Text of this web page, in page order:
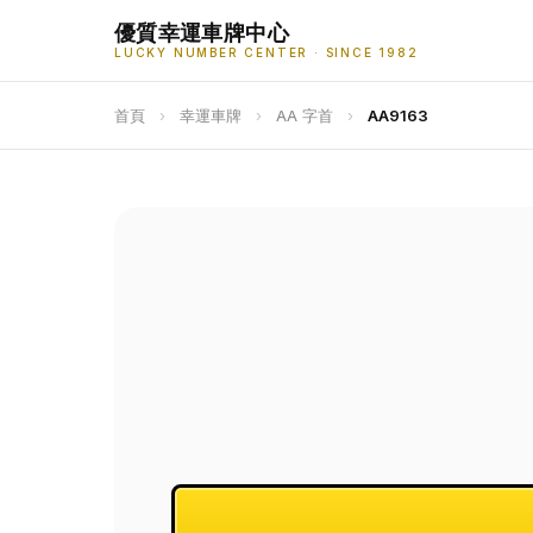
優質幸運車牌中心
LUCKY NUMBER CENTER · SINCE 1982
首頁 › 幸運車牌 › AA 字首 › AA9163